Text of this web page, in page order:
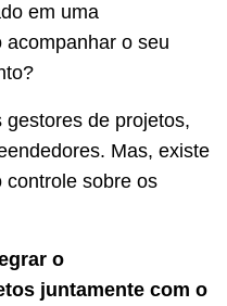
em uma
o seu
de projetos,
Mas, existe
controle sobre os
o
juntamente com o